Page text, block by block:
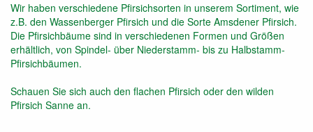
Wir haben verschiedene Pfirsichsorten in unserem Sortiment, wie
z.B. den Wassenberger Pfirsich und die Sorte Amsdener Pfirsich.
Die Pfirsichbäume sind in verschiedenen Formen und Größen
erhältlich, von Spindel- über Niederstamm- bis zu Halbstamm-
Pfirsichbäumen.
Schauen Sie sich auch den flachen Pfirsich oder den wilden
Pfirsich Sanne an.